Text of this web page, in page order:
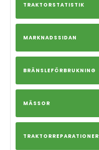
TRAKTORSTATISTIK
MARKNADSSIDAN
BRÄNSLEFÖRBRUKNING
MÄSSOR
TRAKTORREPARATIONER